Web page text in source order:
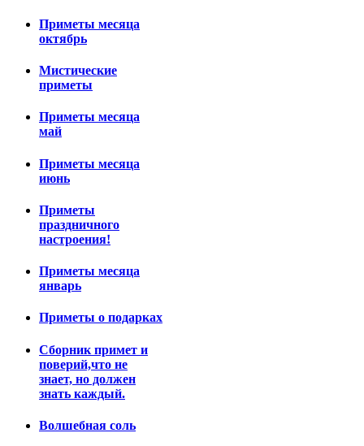
Приметы месяца
октябрь
Мистические
приметы
Приметы месяца
май
Приметы месяца
июнь
Приметы
праздничного
настроения!
Приметы месяца
январь
Приметы о подарках
Сборник примет и
поверий,что не
знает, но должен
знать каждый.
Волшебная соль